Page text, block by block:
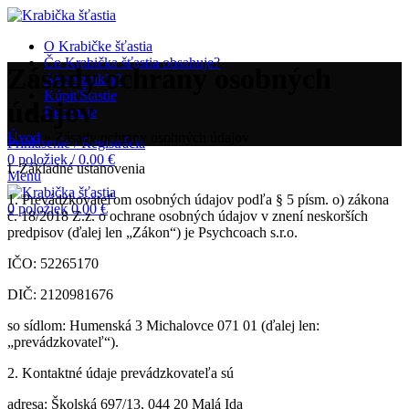
O Krabičke šťastia
Čo Krabička šťastia obsahuje?
Ako vznikla?
KúpiťŠtastie
Recenzie
Prihlásenie / Registrácia
0 položiek / 0.00 €
Menu
0položiek 0.00€
Zásady ochrany osobných
údajov
Úvod»Zásady ochrany osobných údajov
I. Základné ustanovenia
1. Prevádzkovateľom osobných údajov podľa § 5 písm. o) zákona
č. 18/2018 Z.z. o ochrane osobných údajov v znení neskorších
predpisov (ďalej len „Zákon“) je Psychcoach s.r.o.
IČO: 52265170
DIČ: 2120981676
so sídlom: Humenská 3 Michalovce 071 01 (ďalej len:
„prevádzkovateľ“).
2. Kontaktné údaje prevádzkovateľa sú
adresa: Školská 697/13, 044 20 Malá Ida